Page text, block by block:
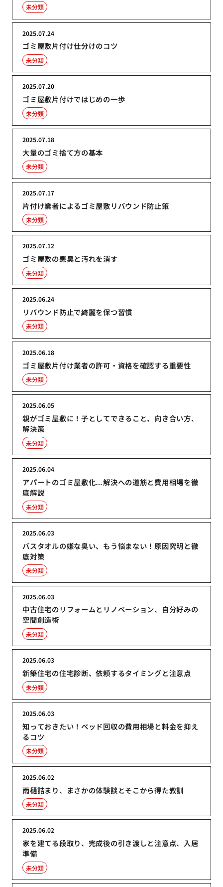
未分類
ゴミ屋敷片付け仕分けのコツ
2025.07.24
未分類
ゴミ屋敷片付けではじめの一歩
2025.07.20
未分類
大量のゴミ捨て方の基本
2025.07.18
未分類
片付け業者によるゴミ屋敷リバウンド防止策
2025.07.17
未分類
ゴミ屋敷の悪臭と汚れを消す
2025.07.12
未分類
リバウンド防止で綺麗を保つ習慣
2025.06.24
未分類
ゴミ屋敷片付け業者の許可・資格を確認する重要性
2025.06.18
未分類
親がゴミ屋敷に！子としてできること、向き合い方、
解決策
2025.06.05
未分類
アパートのゴミ屋敷化…解決への道筋と費用相場を徹
底解説
2025.06.04
未分類
バスタオルの嫌な臭い、もう悩まない！原因究明と徹
底対策
2025.06.03
未分類
中古住宅のリフォームとリノベーション、自分好みの
空間創造術
2025.06.03
未分類
新築住宅の住宅診断、依頼するタイミングと注意点
2025.06.03
未分類
知っておきたい！ベッド回収の費用相場と料金を抑え
るコツ
2025.06.03
未分類
雨樋詰まり、まさかの体験談とそこから得た教訓
2025.06.02
未分類
家を建てる段取り、完成後の引き渡しと注意点、入居
準備
2025.06.02
未分類